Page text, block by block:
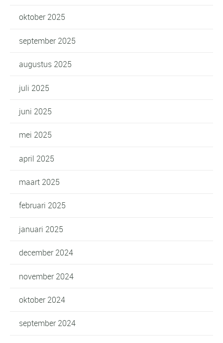
oktober 2025
september 2025
augustus 2025
juli 2025
juni 2025
mei 2025
april 2025
maart 2025
februari 2025
januari 2025
december 2024
november 2024
oktober 2024
september 2024